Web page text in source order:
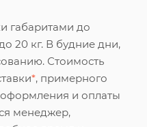
габаритами до
20 кг. В будние дни,
Стоимость
*, примерного
и оплаты
менеджер,